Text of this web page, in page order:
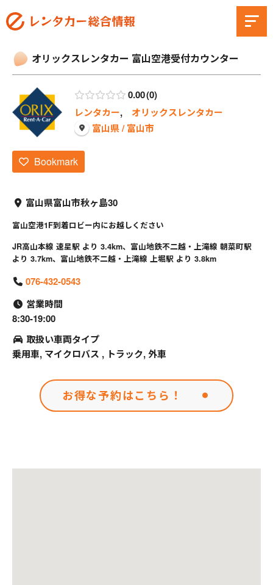
オリックスレンタカー 富山空港受付カウンター
0.00 0
レンタカー, オリックスレンタカー
富山県 / 富山市
Bookmark
富山県富山市秋ヶ島30
富山空港1F到着ロビー内にお越しください
JR高山本線 速星駅 より 3.4km、富山地鉄不二越・上滝線 朝菜町駅
より 3.7km、富山地鉄不二越・上滝線 上堀駅 より 3.8km
076-432-0543
営業時間
8:30-19:00
取扱い車両タイプ
乗用車, マイクロバス , トラック, 外車
お得な予約はこちら！